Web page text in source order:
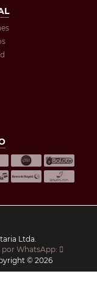
Ltda.
por WhatsApp:
© 2026